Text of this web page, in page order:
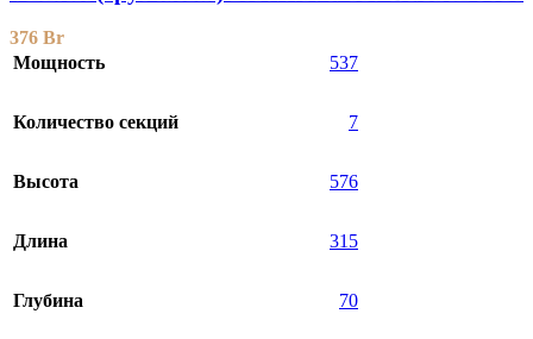
376 Br
Мощность
537
Количество секций 7
Высота 576
Длина 315
Глубина 70